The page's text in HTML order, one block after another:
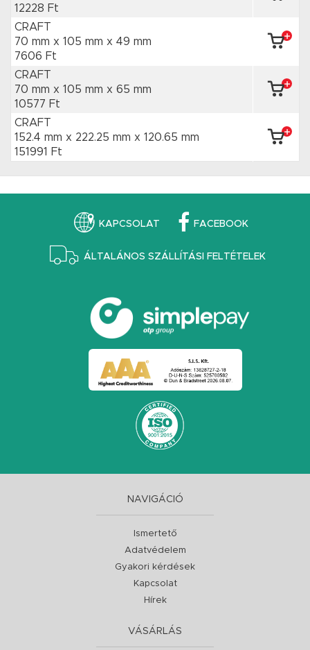
12228 Ft
CRAFT
70 mm x 105 mm x 49 mm
7606 Ft
CRAFT
70 mm x 105 mm x 65 mm
10577 Ft
CRAFT
152.4 mm x 222.25 mm x 120.65 mm
151991 Ft
KAPCSOLAT FACEBOOK
ÁLTALÁNOS SZÁLLÍTÁSI FELTÉTELEK
NAVIGÁCIÓ
Ismertető
Adatvédelem
Gyakori kérdések
Kapcsolat
Hírek
VÁSÁRLÁS